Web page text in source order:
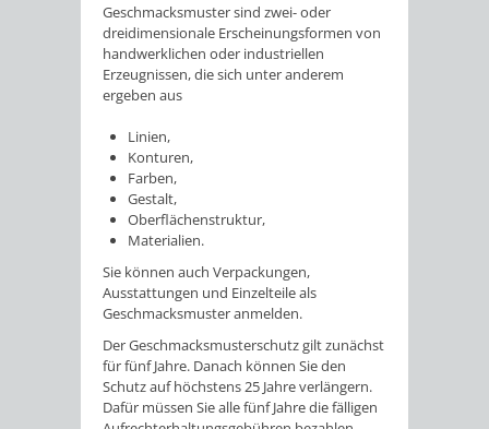
Geschmacksmuster sind zwei- oder
dreidimensionale Erscheinungsformen von
handwerklichen oder industriellen
Erzeugnissen, die sich unter anderem
ergeben aus
Linien,
Konturen,
Farben,
Gestalt,
Oberflächenstruktur,
Materialien.
Sie können auch Verpackungen,
Ausstattungen und Einzelteile als
Geschmacksmuster anmelden.
Der Geschmacksmusterschutz gilt zunächst
für fünf Jahre. Danach können Sie den
Schutz auf höchstens 25 Jahre verlängern.
Dafür müssen Sie alle fünf Jahre die fälligen